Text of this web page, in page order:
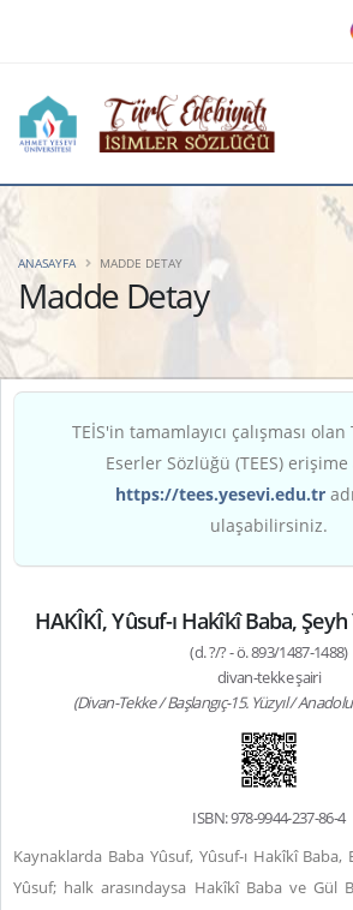
Madde Detay
ANASAYFA MADDE DETAY
TEİS'in tamamlayıcı çalışması
Eserler Sözlüğü (TEES) erişime
https://tees.yesevi.edu.tr
ulaşabilirsiniz.
HAKÎKÎ, Yûsuf-ı Hakîkî Baba,
(d. ?/? - ö. 893/1487-1488)
divan-tekke şairi
(Divan-Tekke / Başlangıç-15. Yüzyıl /
ISBN: 978-9944-237-86-4
Kaynaklarda Baba Yûsuf, Yûsuf-ı Hakîkî Baba,
Yûsuf; halk arasındaysa Hakîkî Baba ve Gül